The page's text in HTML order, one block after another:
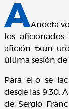
AAnoeta
los
afición txuri
última sesión
Para ello se
desde las 9:30.
de Sergio